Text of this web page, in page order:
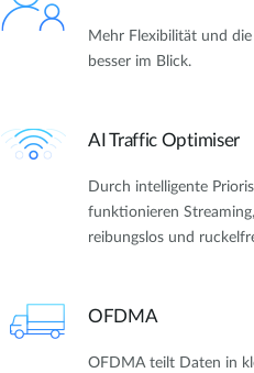
Mehr Flexibilität und
besser im Blick.
AI Traffic Optimiser
Durch intelligente
funktionieren
reibungslos und
OFDMA
OFDMA teilt Daten in